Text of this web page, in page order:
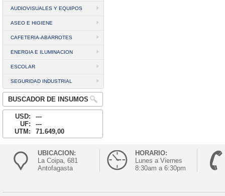
AUDIOVISUALES Y EQUIPOS
ASEO E HIGIENE
CAFETERIA-ABARROTES
ENERGIA E ILUMINACION
ESCOLAR
SEGURIDAD INDUSTRIAL
BUSCADOR DE INSUMOS
USD:
---
UF:
---
UTM:
71.649,00
UBICACION:
La Coipa, 681
Antofagasta
HORARIO:
Lunes a Viernes
8:30am a 6:30pm